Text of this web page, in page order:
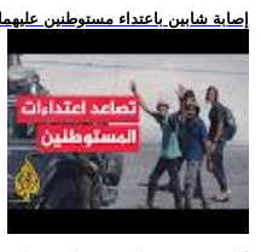
.. إصابة شابين باعتداء مستوطنين